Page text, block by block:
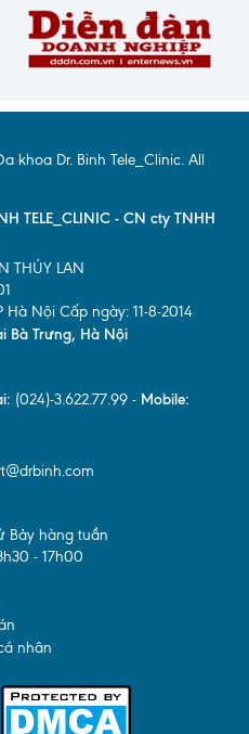
khoa Dr. Binh Tele_Clinic. All
TELE_CLINIC - CN cty TNHH
THÚY LAN
Nội Cấp ngày: 11-8-2014
Bà Trưng, Hà Nội
(024)-3.622.77.99 - Mobile:
Bảy hàng tuần
- 17h00
nhân